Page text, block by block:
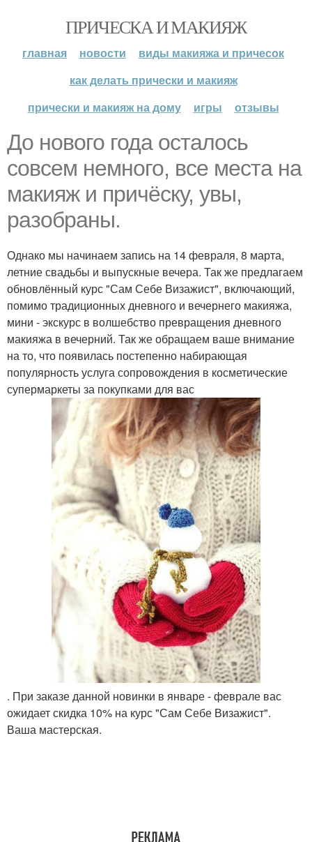
ПРИЧЕСКА И МАКИЯЖ
главная новости
виды макияжа и причесок
как делать прически и макияж
прически и макияж на дому
игры отзывы
До нового года осталось
совсем немного, все места на
макияж и причёску, увы,
разобраны.
Однако мы начинаем запись на 14 февраля, 8 марта,
летние свадьбы и выпускные вечера. Так же предлагаем
обновлённый курс "Сам Себе Визажист", включающий,
помимо традиционных дневного и вечернего макияжа,
мини - экскурс в волшебство превращения дневного
макияжа в вечерний. Так же обращаем ваше внимание
на то, что появилась постепенно набирающая
популярность услуга сопровождения в косметические
супермаркеты за покупками для вас
. При заказе данной новинки в январе - феврале вас
ожидает скидка 10% на курс "Сам Себе Визажист".
Ваша мастерская.